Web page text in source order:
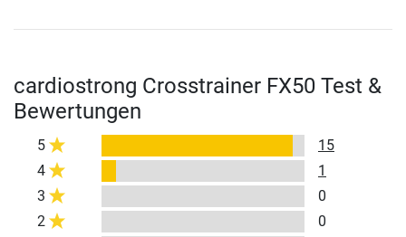
cardiostrong Crosstrainer FX50 Test &
Bewertungen
5
15
4
1
3
0
2
0